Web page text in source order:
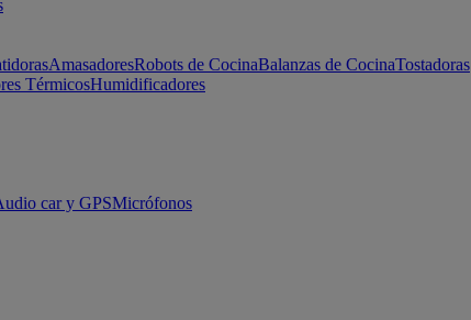
AmasadoresRobots de CocinaBalanzas de CocinaTostadoras
TérmicosHumidificadores
car y GPSMicrófonos